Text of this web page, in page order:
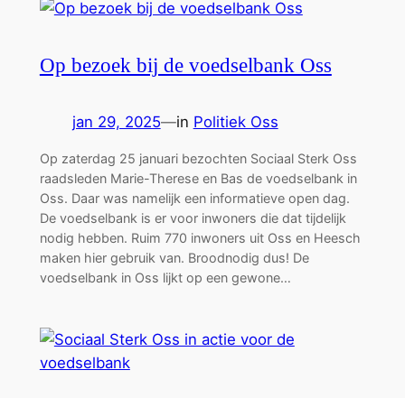
Op bezoek bij de voedselbank Oss
jan 29, 2025—in Politiek Oss
Op zaterdag 25 januari bezochten Sociaal Sterk Oss
raadsleden Marie-Therese en Bas de voedselbank in
Oss. Daar was namelijk een informatieve open dag.
De voedselbank is er voor inwoners die dat tijdelijk
nodig hebben. Ruim 770 inwoners uit Oss en Heesch
maken hier gebruik van. Broodnodig dus! De
voedselbank in Oss lijkt op een gewone…